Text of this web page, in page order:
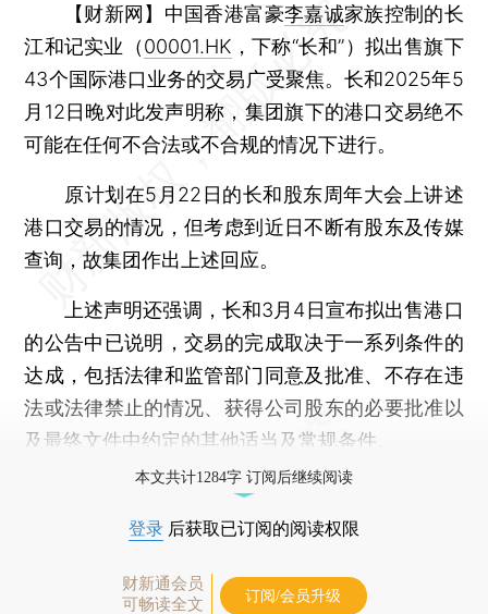
【财新网】 中国香港富豪李嘉诚家族控制的长
江和记实业（00001.HK ，下称“长和”）拟出售旗下
43个国际港口业务的交易广受聚焦。长和2025年5
月12日晚对此发声明称，集团旗下的港口交易绝不
可能在任何不合法或不合规的情况下进行。
原计划在5月22日的长和股东周年大会上讲述
港口交易的情况，但考虑到近日不断有股东及传媒
查询，故集团作出上述回应。
上述声明还强调，长和3月4日宣布拟出售港口
的公告中已说明，交易的完成取决于一系列条件的
达成，包括法律和监管部门同意及批准、不存在违
法或法律禁止的情况、获得公司股东的必要批准以
及最终文件中约定的其他适当及常规条件。
本文共计1284字 订阅后继续阅读
登录 后获取已订阅的阅读权限
财新通会员
可畅读全文
订阅/会员升级